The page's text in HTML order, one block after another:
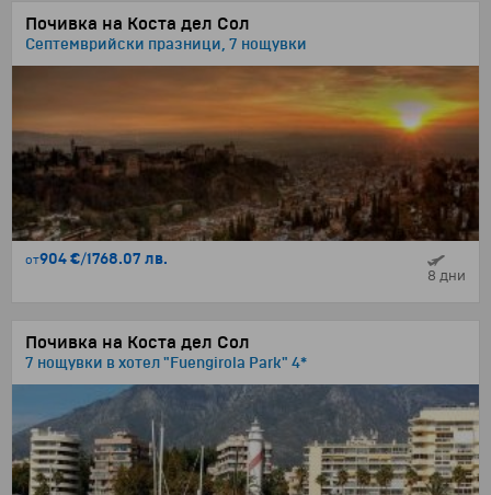
Почивка на Коста дел Сол
Септемврийски празници, 7 нощувки
от904 €/1768.07 лв.
8 дни
Почивка на Коста дел Сол
7 нощувки в хотел "Fuengirola Park" 4*